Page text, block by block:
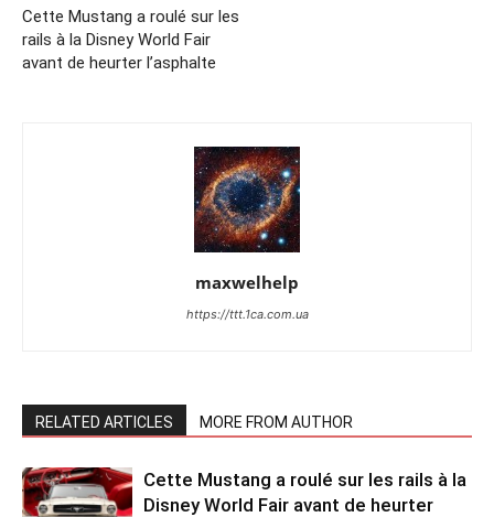
Cette Mustang a roulé sur les
rails à la Disney World Fair
avant de heurter l’asphalte
maxwelhelp
https://ttt.1ca.com.ua
RELATED ARTICLES MORE FROM AUTHOR
Cette Mustang a roulé sur les rails à la
Disney World Fair avant de heurter